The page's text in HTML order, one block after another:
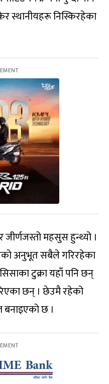
स्थानीयहरू निस्किरहेका
महसुस हुन्थ्यो ।
अनुभूत सबैले गरिरहेका
टुक्रा यहाँ पनि छन्
छन् । छेउमै रहेको
बनाइएको छ ।